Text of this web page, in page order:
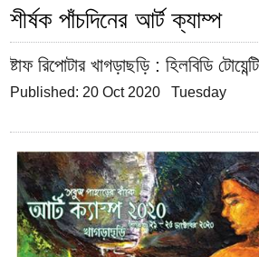
শীর্ষক পাঁচদিনের আর্ট ক্যাম্প
ষ্টাফ রিপোটার খাগড়াছড়ি: হিলবিডি
Published: 20 Oct 2020 Tuesday